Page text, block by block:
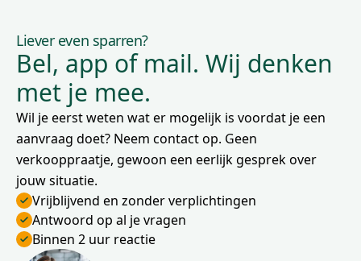
Liever even sparren?
Bel, app of mail. Wij denken
met je mee.
Wil je eerst weten wat er mogelijk is voordat je een
aanvraag doet? Neem contact op. Geen
verkooppraatje, gewoon een eerlijk gesprek over
jouw situatie.
Vrijblijvend en zonder verplichtingen
Antwoord op al je vragen
Binnen 2 uur reactie